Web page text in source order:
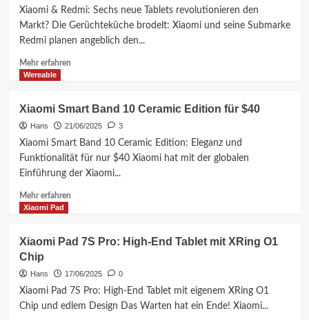
Arm
bis
zu
Xiaomi & Redmi: Sechs neue Tablets revolutionieren den
Markt? Die Gerüchteküche brodelt: Xiaomi und seine Submarke
Redmi planen angeblich den...
Mehr erfahrenMehr
&
Redmi
Tablets
2025:
neue
Modelle
Wereable
Xiaomi Smart Band 10 Ceramic Edition für $40
Hans 21/06/2025 3
Xiaomi Smart Band 10 Ceramic Edition: Eleganz und
Funktionalität für nur $40 Xiaomi hat mit der globalen
Einführung der Xiaomi...
Mehr erfahrenMehr
Smart
10
Ceramic
für
Xiaomi Pad
Xiaomi Pad 7S Pro: High-End Tablet mit XRing O1
Chip
Hans 17/06/2025 0
Xiaomi Pad 7S Pro: High-End Tablet mit eigenem XRing O1
Chip und edlem Design Das Warten hat ein Ende! Xiaomi...